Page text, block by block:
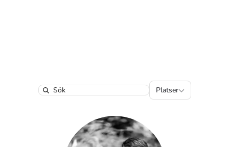
Search
Platser
Platser